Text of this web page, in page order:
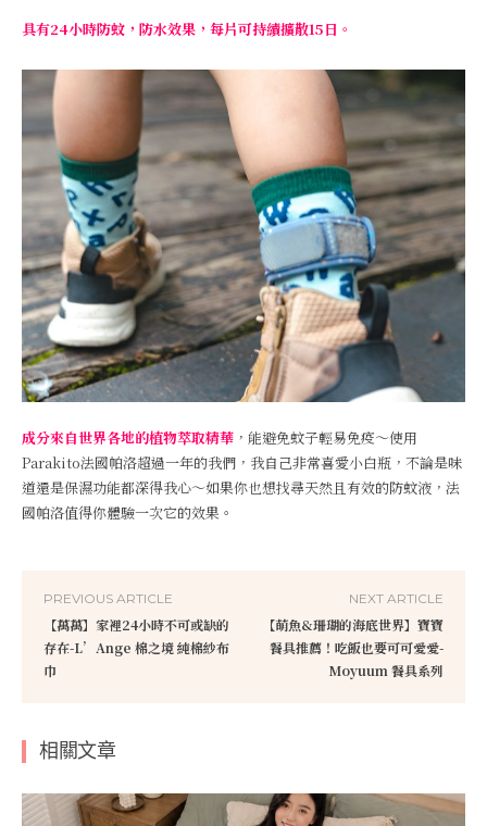
具有24小時防蚊，防水效果，每片可持續擴散15日。
成分來自世界各地的植物萃取精華 ，能避免蚊子輕易免疫～使用
Parakito法國帕洛超過一年的我們，我自己非常喜愛小白瓶，不論是味
道還是保濕功能都深得我心～如果你也想找尋天然且有效的防蚊液，法
國帕洛值得你體驗一次它的效果。
PREVIOUS ARTICLE
【萬萬】家裡24小時不可或缺的
存在-L’Ange 棉之境 純棉紗布
巾
NEXT ARTICLE
【萌魚&珊瑚的海底世界】寶寶
餐具推薦！吃飯也要可可愛愛-
Moyuum 餐具系列
相關文章